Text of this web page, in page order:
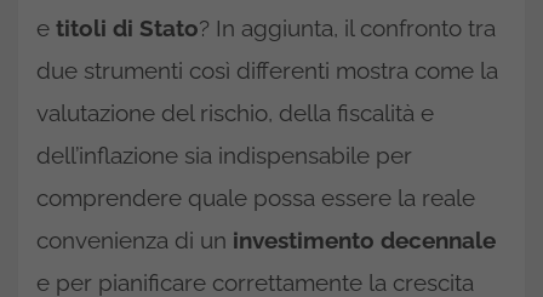
e titoli di Stato? In aggiunta, il confronto tra
due strumenti così differenti mostra come la
valutazione del rischio, della fiscalità e
dell’inflazione sia indispensabile per
comprendere quale possa essere la reale
convenienza di un investimento decennale
e per pianificare correttamente la crescita